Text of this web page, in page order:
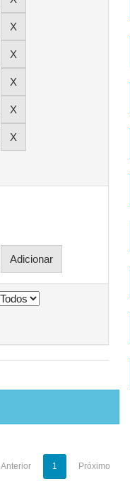
Anterior 1 Próximo